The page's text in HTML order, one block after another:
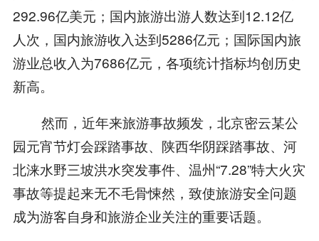
292.96亿美元；国内旅游出游人数达到12.12亿
人次，国内旅游收入达到5286亿元；国际国内旅
游业总收入为7686亿元，各项统计指标均创历史
新高。
然而，近年来旅游事故频发，北京密云某公
园元宵节灯会踩踏事故、陕西华阴踩踏事故、河
北涞水野三坡洪水突发事件、温州“7.28”特大火灾
事故等提起来无不毛骨悚然，致使旅游安全问题
成为游客自身和旅游企业关注的重要话题。